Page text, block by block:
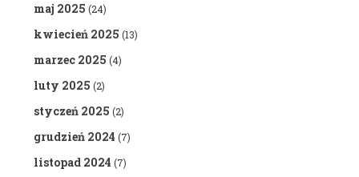
maj 2025 (24)
kwiecień 2025 (13)
marzec 2025 (4)
luty 2025 (2)
styczeń 2025 (2)
grudzień 2024 (7)
listopad 2024 (7)